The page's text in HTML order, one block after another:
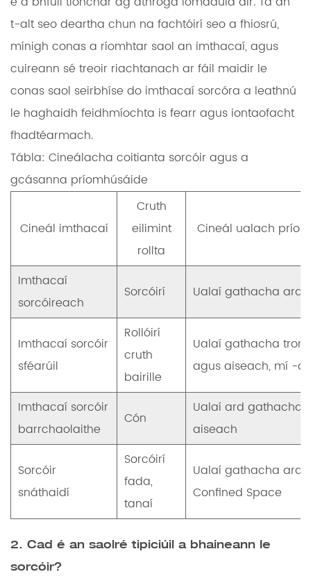
t-alt seo deartha chun na fachtóirí seo a fhiosrú,
mínigh conas a ríomhtar saol an imthacaí, agus
cuireann sé treoir riachtanach ar fáil maidir le
conas saol seirbhíse do imthacaí sorcóra a leathnú
le haghaidh feidhmíochta is fearr agus iontaofacht
fhadtéarmach.
Tábla: Cineálacha coitianta sorcóir agus a
gcásanna príomhúsáide
Cineál imthacaí
Cruth
eilimint
rollta
Cineál ualach
Imthacaí
sorcóireach
Sorcóirí Ualaí gathacha arda
Imthacaí sorcóir
sféarúil
Rollóirí
cruth
bairille
Ualaí gathacha
agus aiseach, mí -
Imthacaí sorcóir
barrchaolaithe
Cón
Ualaí ard gathacha
aiseach
Sorcóir
snáthaidí
Sorcóirí
fada,
tanaí
Ualaí gathacha
Confined Space
2. Cad é an saolré tipiciúil a bhaineann le
sorcóir?